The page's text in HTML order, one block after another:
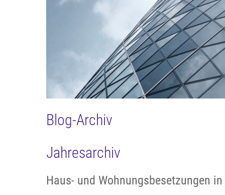
Blog-Archiv
Jahresarchiv
Haus- und Wohnungsbesetzungen